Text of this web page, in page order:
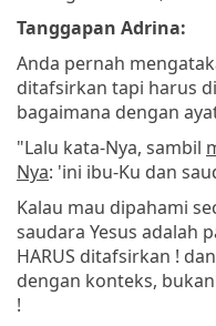
Tanggapan Adrina:
Anda pernah
ditafsirkan tapi harus
bagaimana dengan
"Lalu kata-Nya, sambil
Nya: 'ini ibu-Ku dan
Kalau mau dipahami
saudara Yesus adalah
HARUS ditafsirkan !
dengan konteks,
!